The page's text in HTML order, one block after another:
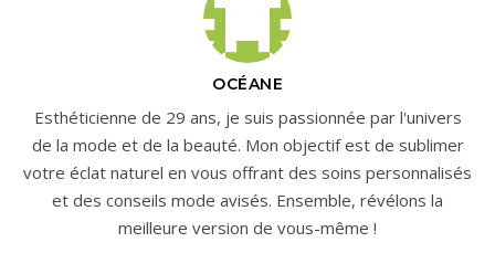
OCÉANE
Esthéticienne de 29 ans, je suis passionnée par l'univers
de la mode et de la beauté. Mon objectif est de sublimer
votre éclat naturel en vous offrant des soins personnalisés
et des conseils mode avisés. Ensemble, révélons la
meilleure version de vous-même !